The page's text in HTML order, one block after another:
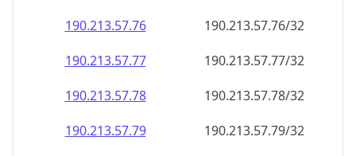
190.213.57.76
190.213.57.76/32
190.213.57.77
190.213.57.77/32
190.213.57.78
190.213.57.78/32
190.213.57.79
190.213.57.79/32